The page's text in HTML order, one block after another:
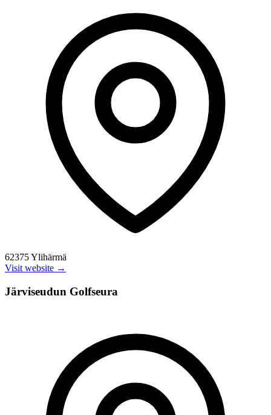
62375 Ylihärmä
Visit website →
Järviseudun Golfseura